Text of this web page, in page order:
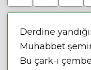
Derdine
Muhabbet
Bu çark-ı